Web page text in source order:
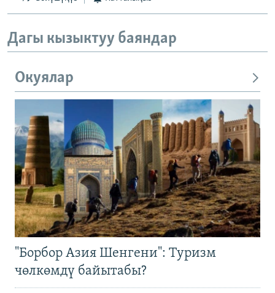
Дагы кызыктуу баяндар
Окуялар
"Борбор Азия Шенгени": Туризм
чөлкөмдү байытабы?